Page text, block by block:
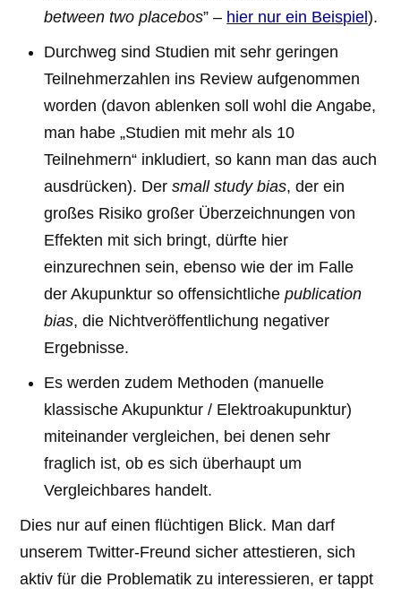
between two placebos” – hier nur ein Beispiel).
Durchweg sind Studien mit sehr geringen
Teilnehmerzahlen ins Review aufgenommen
worden (davon ablenken soll wohl die Angabe,
man habe „Studien mit mehr als 10
Teilnehmern“ inkludiert, so kann man das auch
ausdrücken). Dersmall study bias, der ein
großes Risiko großer Überzeichnungen von
Effekten mit sich bringt, dürfte hier
einzurechnen sein, ebenso wie der im Falle
der Akupunktur so offensichtlichepublication
bias, die Nichtveröffentlichung negativer
Ergebnisse.
Es werden zudem Methoden (manuelle
klassische Akupunktur / Elektroakupunktur)
miteinander vergleichen, bei denen sehr
fraglich ist, ob es sich überhaupt um
Vergleichbares handelt.
Dies nur auf einen flüchtigen Blick. Man darf
unserem Twitter-Freund sicher attestieren, sich
aktiv für die Problematik zu interessieren, er tappt